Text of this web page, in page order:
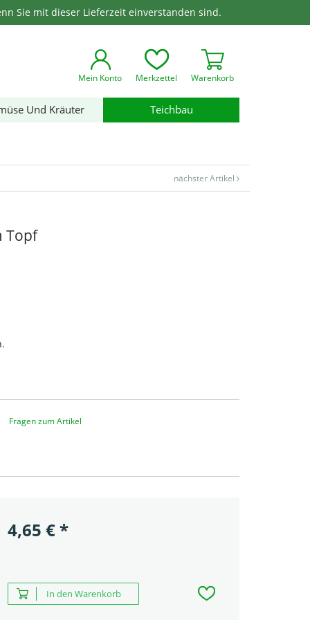
Sie mit dieser Lieferzeit einverstanden sind.
Mein Konto Merkzettel Warenkorb
Und Kräuter Teichbau
nächster Artikel
Topf
Fragen zum Artikel
4,65 €*
In den Warenkorb